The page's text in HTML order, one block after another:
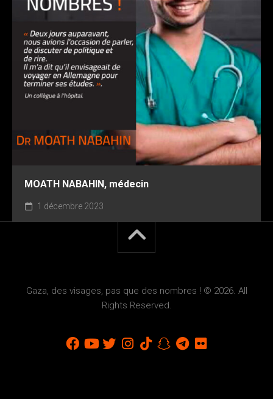
MOATH NABAHIN, médecin
1 décembre 2023
Gaza, des visages, pas que des nombres ! © 2026. All
Rights Reserved.